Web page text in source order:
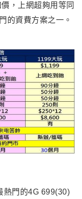
，上網超夠用等同
的資費方案之一。
熱門的4G 699(30)